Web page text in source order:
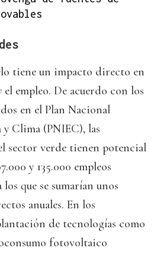
tiene un impacto directo en
empleo. De acuerdo con los
en el Plan Nacional
Clima (PNIEC), las
sector verde tienen potencial
y 135.000 empleos
que se sumarían unos
anuales. En los
de tecnologías como
fotovoltaico